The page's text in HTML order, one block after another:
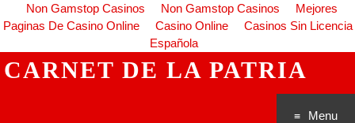
Non Gamstop Casinos Non Gamstop Casinos
Mejores
Paginas De Casino Online
Casino Online
Casinos Sin Licencia
Española
CARNET DE LA PATRIA
Menu